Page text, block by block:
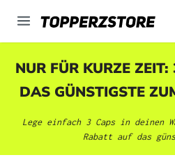
springen
NUR FÜR KURZE
DAS GÜNSTIGSTE
Lege einfach 3 Caps in deinen
Rabatt auf das